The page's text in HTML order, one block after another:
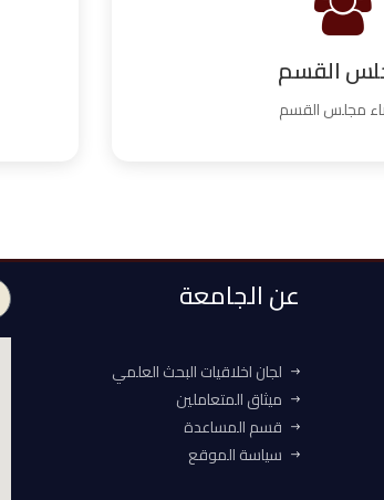
القسم
مجلس القسم
عن الجامعة
لجان اخلاقيات البحث العلمي
ميثاق المتعاملين
قسم المساعدة
سياسة الموقع